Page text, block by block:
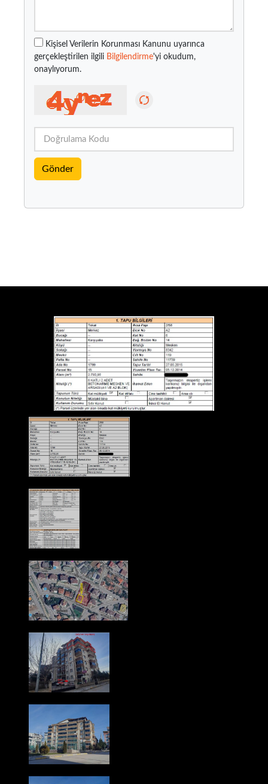
Kişisel Verilerin Korunması Kanunu uyarınca
gerçekleştirilen ilgili Bilgilendirme'yi okudum,
onaylıyorum.